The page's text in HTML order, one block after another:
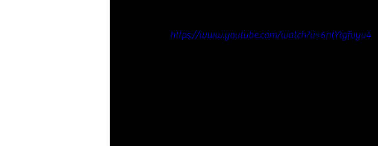
https://www.youtube.com/watch?v=6ntYtgfvyu4